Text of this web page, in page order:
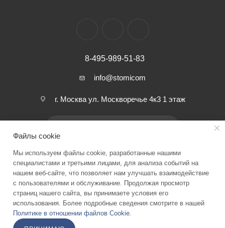
8-495-989-51-83
info@stomicom
г. Москва ул. Москворечье 4к3 1 этаж
2026 © Stomicom - интернет-магазин стоматологического
оборудования и запчастей
Файлы cookie
Мы используем файлы cookie, разработанные нашими
специалистами и третьими лицами, для анализа событий на
нашем веб-сайте, что позволяет нам улучшать взаимодействие
с пользователями и обслуживание. Продолжая просмотр
страниц нашего сайта, вы принимаете условия его
использования. Более подробные сведения смотрите в нашей
Политике в отношении файлов Cookie.